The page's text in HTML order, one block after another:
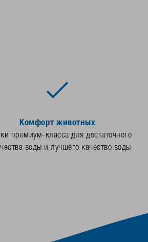
Комфорт животных
премиум-класса для достаточного
воды и лучшего качество воды